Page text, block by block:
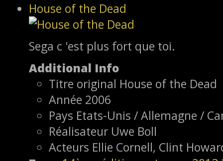
House of the Dead
Sega c 'est plus fort que toi.
Additional Info
Titre original House of the Dead
Année 2006
Pays Etats-Unis / Allemagne /
Réalisateur Uwe Boll
Acteurs Ellie Cornell, Clint